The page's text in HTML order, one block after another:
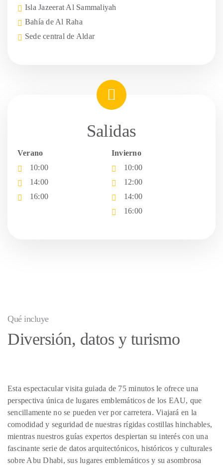
Isla Jazeerat Al Sammaliyah
Bahía de Al Raha
Sede central de Aldar
Salidas
Verano
10:00
14:00
16:00
Invierno
10:00
12:00
14:00
16:00
Qué incluye
Diversión, datos y turismo
Esta espectacular visita guiada de 75 minutos le ofrece una
perspectiva única de lugares emblemáticos de los EAU, que
sencillamente no se pueden ver por carretera. Viajará en la
comodidad y seguridad de nuestras rígidas costillas hinchables,
mientras nuestros guías expertos despiertan su interés con una
fascinante serie de datos arquitectónicos, históricos y culturales
sobre Abu Dhabi, sus lugares emblemáticos y su asombrosa